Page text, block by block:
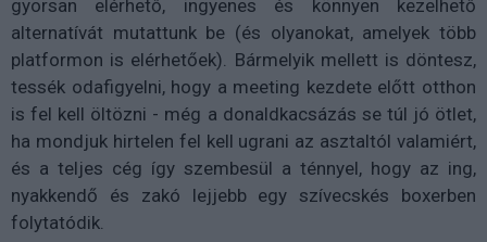
gyorsan elérhető, ingyenes és könnyen kezelhető
alternatívát mutattunk be (és olyanokat, amelyek több
platformon is elérhetőek). Bármelyik mellett is döntesz,
tessék odafigyelni, hogy a meeting kezdete előtt otthon
is fel kell öltözni - még a donaldkacsázás se túl jó ötlet,
ha mondjuk hirtelen fel kell ugrani az asztaltól valamiért,
és a teljes cég így szembesül a ténnyel, hogy az ing,
nyakkendő és zakó lejjebb egy szívecskés boxerben
folytatódik.